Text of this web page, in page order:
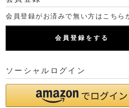
会員登録がお済みで無い方はこちら
会員登録をする
ソーシャルログイン